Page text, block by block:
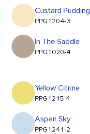
Custard Pudding
PPG1204-3
In The Saddle
PPG1020-4
Yellow Citrine
PPG1215-4
Aspen Sky
PPG1241-2